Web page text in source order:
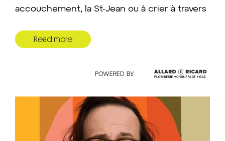
POWERED BY
accouchement, la St-Jean ou à crier à travers
dans le trafic.
premier de faire rire. Fack, va pas me citer
monde «Pascal Cameron a dit ça l'autre jour ».
J'ai aucun diplôme sauf celui du meilleur
livreur de journaux de la Montérégie 1999.
Read more